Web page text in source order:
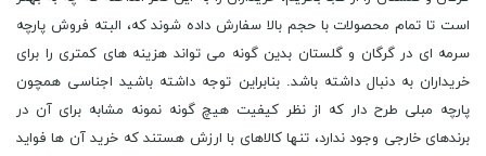
است تا تمام محصولات با حجم بالا سفارش داده شوند که، البته فروش پارچه
سرمه ای در گرگان و گلستان بدین گونه می تواند هزینه های کمتری را برای
خریداران به دنبال داشته باشد. بنابراین توجه داشته باشید اجناسی همچون
پارچه مبلی طرح دار که از نظر کیفیت هیچ‌ گونه نمونه مشابه برای آن در
برندهای خارجی وجود ندارد، تنها کالاهای با ارزش هستند که خرید آن ها فواید